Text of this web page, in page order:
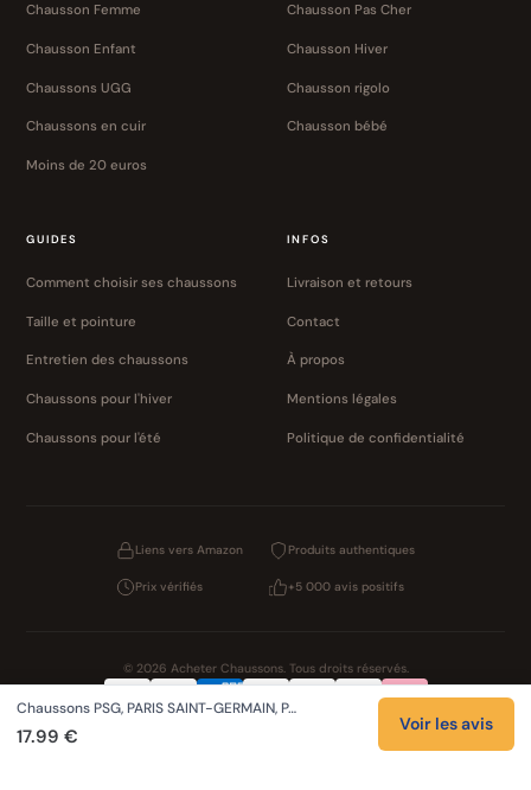
Chausson Femme
Chausson Enfant
Chaussons UGG
Chaussons en cuir
Moins de 20 euros
Chausson Pas Cher
Chausson Hiver
Chausson rigolo
Chausson bébé
GUIDES
Comment choisir ses chaussons
Taille et pointure
Entretien des chaussons
Chaussons pour l'hiver
Chaussons pour l'été
INFOS
Livraison et retours
Contact
À propos
Mentions légales
Politique de confidentialité
Liens vers Amazon Produits authentiques
Prix vérifiés +5 000 avis positifs
© 2026 Acheter Chaussons. Tous droits réservés.
ConfidentialitéCGVCookiesMentions légales
Chaussons PSG, PARIS SAINT-GERMAIN, P…
17.99 €
Voir les avis